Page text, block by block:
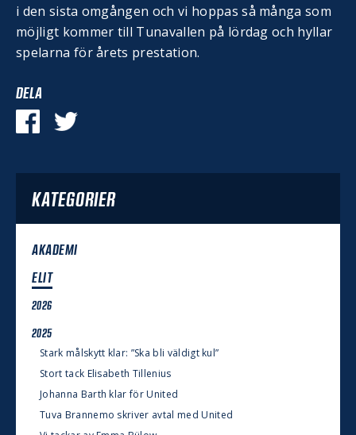
i den sista omgången och vi hoppas så många som
möjligt kommer till Tunavallen på lördag och hyllar
spelarna för årets prestation.
DELA
KATEGORIER
AKADEMI
ELIT
2026
2025
Stark målskytt klar: ”Ska bli väldigt kul”
Stort tack Elisabeth Tillenius
Johanna Barth klar för United
Tuva Brannemo skriver avtal med United